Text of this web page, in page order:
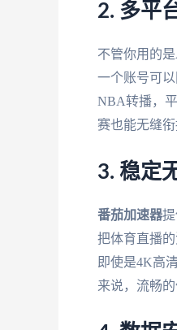
2. 多平
不管你用的是
一个账号可
NBA转播，
赛也能无缝衔
3. 稳定
番茄加速器
把体育直播
即使是4K高
来说，流畅